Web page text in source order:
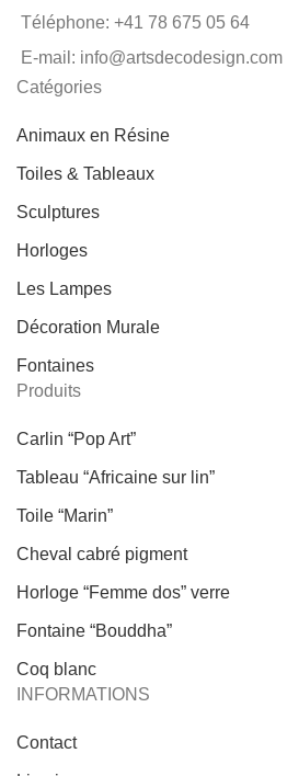
Téléphone: +41 78 675 05 64
E-mail: info@artsdecodesign.com
Catégories
Animaux en Résine
Toiles & Tableaux
Sculptures
Horloges
Les Lampes
Décoration Murale
Fontaines
Produits
Carlin “Pop Art”
Tableau “Africaine sur lin”
Toile “Marin”
Cheval cabré pigment
Horloge “Femme dos” verre
Fontaine “Bouddha”
Coq blanc
INFORMATIONS
Contact